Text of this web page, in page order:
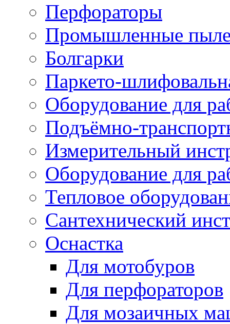
Перфораторы
Промышленные
Болгарки
Паркето-
Оборудование для
Подъёмно-
Измерительный
Оборудование для
Тепловое
Сантехнический
Оснастка
Для мотобуров
Для перфораторов
Для мозаичных